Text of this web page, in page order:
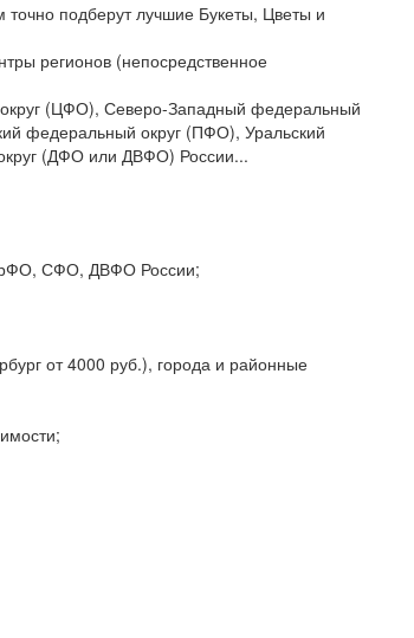
подберут лучшие Букеты, Цветы и
регионов (непосредственное
округ (ЦФО), Северо-Западный федеральный
федеральный округ (ПФО), Уральский
(ДФО или ДВФО) России...
СФО, ДВФО России;
от 4000 руб.), города и районные